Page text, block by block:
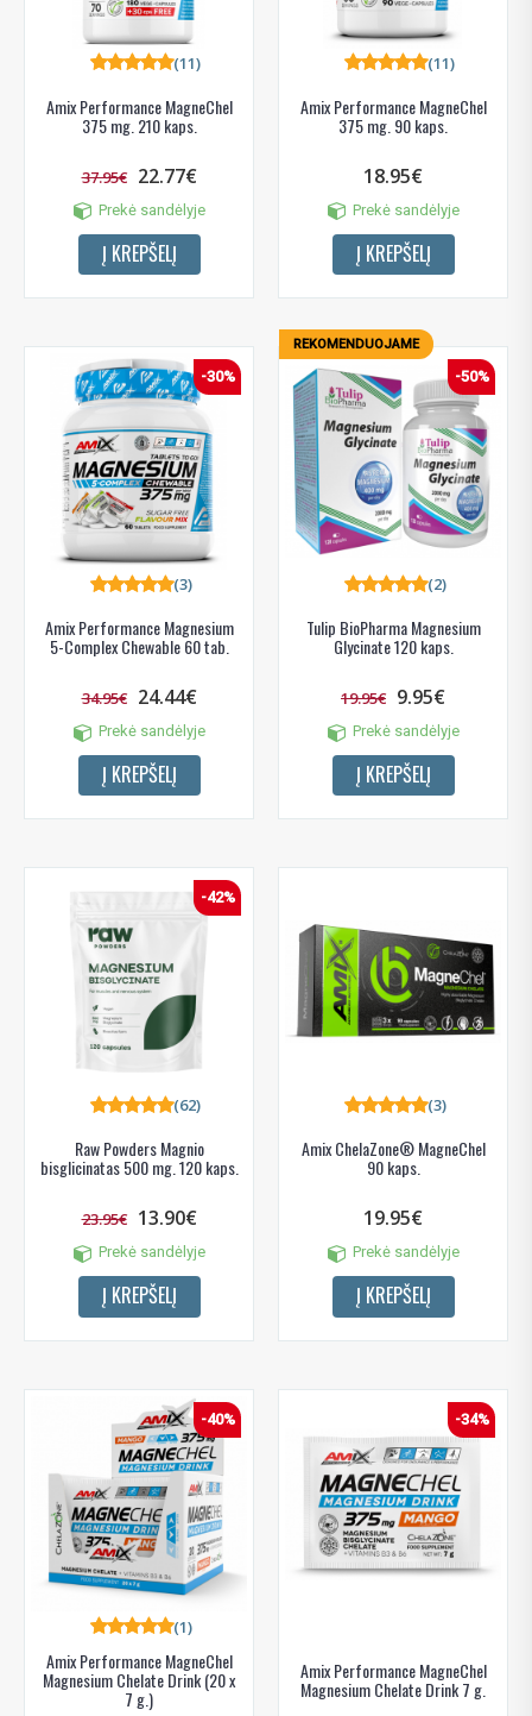
Amix Performance MagneChel
375 mg. 210 kaps.
(11)
37.95€ 22.77€
Prekė sandėlyje
Į KREPŠELĮ
Amix Performance MagneChel
375 mg. 90 kaps.
(11)
18.95€
Prekė sandėlyje
Į KREPŠELĮ
-30%
Amix Performance Magnesium
5-Complex Chewable 60 tab.
(3)
34.95€ 24.44€
Prekė sandėlyje
Į KREPŠELĮ
REKOMENDUOJAME
-50%
Tulip BioPharma Magnesium
Glycinate 120 kaps.
(2)
19.95€ 9.95€
Prekė sandėlyje
Į KREPŠELĮ
-42%
Raw Powders Magnio
bisglicinatas 500 mg. 120 kaps.
(62)
23.95€ 13.90€
Prekė sandėlyje
Į KREPŠELĮ
Amix ChelaZone® MagneChel
90 kaps.
(3)
19.95€
Prekė sandėlyje
Į KREPŠELĮ
-40%
Amix Performance MagneChel
Magnesium Chelate Drink (20 x
7 g.)
(1)
-34%
Amix Performance MagneChel
Magnesium Chelate Drink 7 g.